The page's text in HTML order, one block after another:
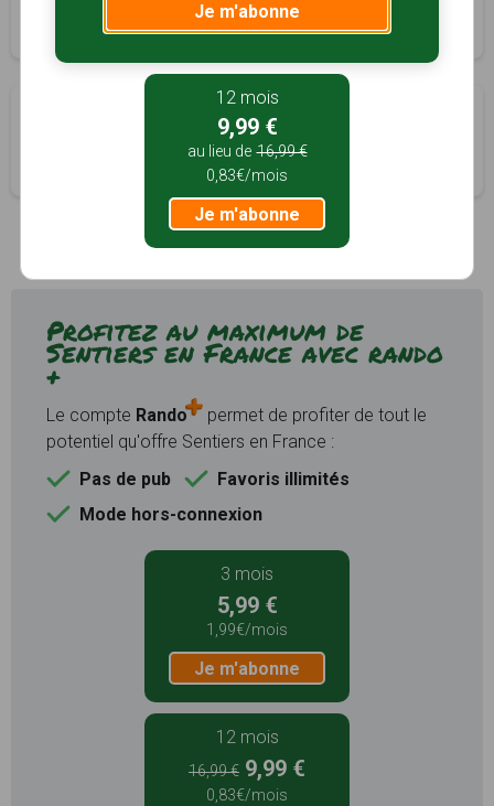
11 km Tracé GPS
Tracé GPS
Profitez au maximum de
Sentiers en France avec rando
+
Le compte Rando
permet de profiter de tout le
potentiel qu'offre Sentiers en France :
Pas de pub
Favoris illimités
Mode hors-connexion
3 mois
5,99 €
1,99€/mois
Je m'abonne
12 mois
16,99 € 9,99 €
0,83€/mois
Je m'abonne
12 mois
9,99 €
au lieu de 16,99 €
0,83€/mois
Je m'abonne